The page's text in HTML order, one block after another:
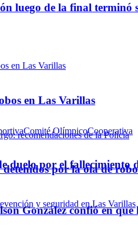
luego de la final terminó
en Las Varillas
por la ola de
Comité OlímpicoCooperativa
duelo por el fallecimiento
González confió en